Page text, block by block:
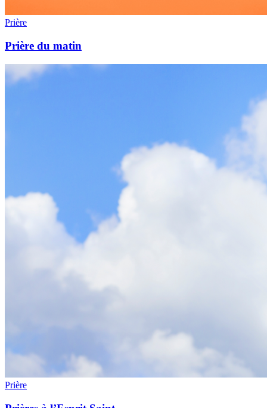
Prière
Prière du matin
Prière